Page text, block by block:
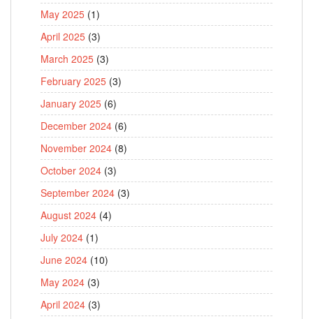
May 2025 (1)
April 2025 (3)
March 2025 (3)
February 2025 (3)
January 2025 (6)
December 2024 (6)
November 2024 (8)
October 2024 (3)
September 2024 (3)
August 2024 (4)
July 2024 (1)
June 2024 (10)
May 2024 (3)
April 2024 (3)